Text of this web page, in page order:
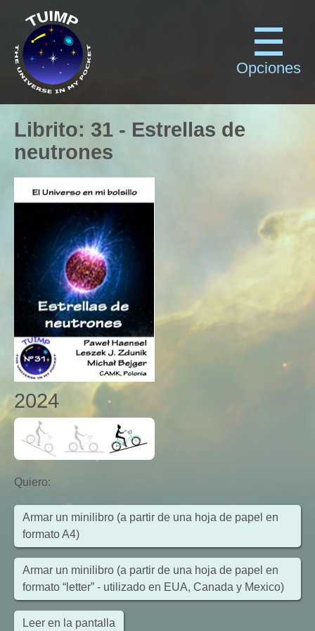
Opciones
Librito: 31 - Estrellas de
neutrones
2024
Quiero:
Armar un minilibro (a partir de una hoja de papel en
formato A4)
Armar un minilibro (a partir de una hoja de papel en
formato “letter” - utilizado en EUA, Canada y Mexico)
Leer en la pantalla